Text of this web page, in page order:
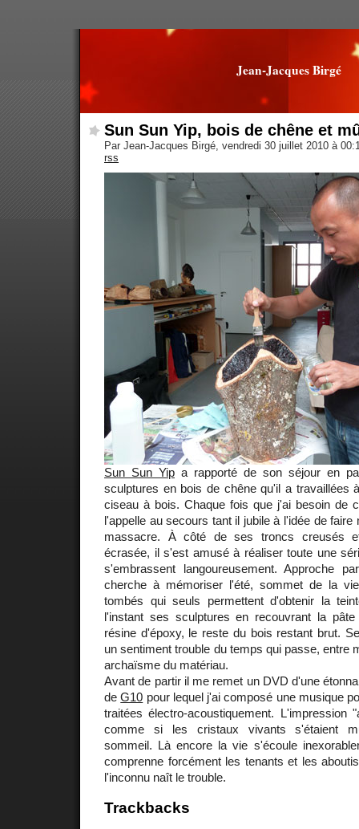
Jean-Jacques Birgé
Sun Sun Yip, bois de chêne et
Par Jean-Jacques Birgé, vendredi 30 juillet 2010 à
rss
Sun Sun Yip a rapporté de son séjour en
sculptures en bois de chêne qu'il a travaillées
ciseau à bois. Chaque fois que j'ai besoin de
l'appelle au secours tant il jubile à l'idée de
massacre. À côté de ses troncs creusés
écrasée, il s'est amusé à réaliser toute une
s'embrassent langoureusement. Approche
cherche à mémoriser l'été, sommet de la
tombés qui seuls permettent d'obtenir la
l'instant ses sculptures en recouvrant la
résine d'époxy, le reste du bois restant brut.
un sentiment trouble du temps qui passe, entre
archaïsme du matériau.
Avant de partir il me remet un DVD d'une
deG10 pour lequel j'ai composé une musique
traitées électro-acoustiquement. L'impression
comme si les cristaux vivants s'étaient
sommeil. Là encore la vie s'écoule
comprenne forcément les tenants et les
l'inconnu naît le trouble.
Trackbacks